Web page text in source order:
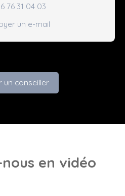
76 31 04 03
un e-mail
un conseiller
en vidéo